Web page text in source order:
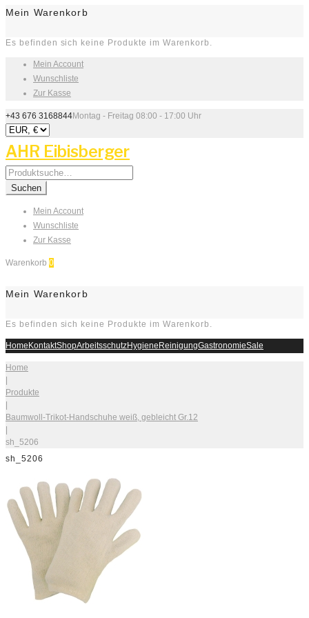
Mein Warenkorb
Es befinden sich keine Produkte im Warenkorb.
Mein Account
Wunschliste
Zur Kasse
+43 676 3168844Montag - Freitag 08:00 - 17:00 Uhr
AHR Eibisberger
Search
for:
Suchen
Mein Account
Wunschliste
Zur Kasse
Warenkorb 0
Mein Warenkorb
Es befinden sich keine Produkte im Warenkorb.
HomeKontaktShopArbeitsschutzHygieneReinigungGastronomieSale
Home
|
Produkte
|
Baumwoll-Trikot-Handschuhe weiß, gebleicht Gr.12
|
sh_5206
sh_5206